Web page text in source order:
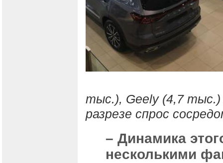
тыс.), Geely (4,7 тыс.)
разрезе спрос
– Динамика
несколькими